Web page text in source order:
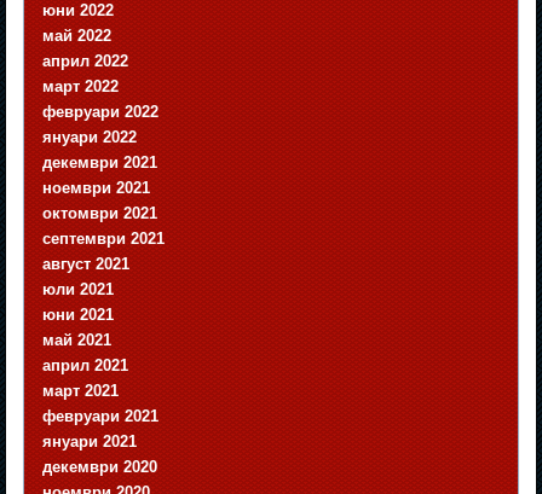
юни 2022
май 2022
април 2022
март 2022
февруари 2022
януари 2022
декември 2021
ноември 2021
октомври 2021
септември 2021
август 2021
юли 2021
юни 2021
май 2021
април 2021
март 2021
февруари 2021
януари 2021
декември 2020